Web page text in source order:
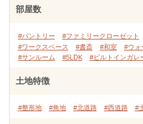
部屋数
#パントリー #ファミリークローゼット
#ワークスペース
#書斎 #和室
#ウォ
#サンルーム
#5LDK #ビルトインガレ
土地特徴
#整形地 #角地 #北道路 #西道路 #